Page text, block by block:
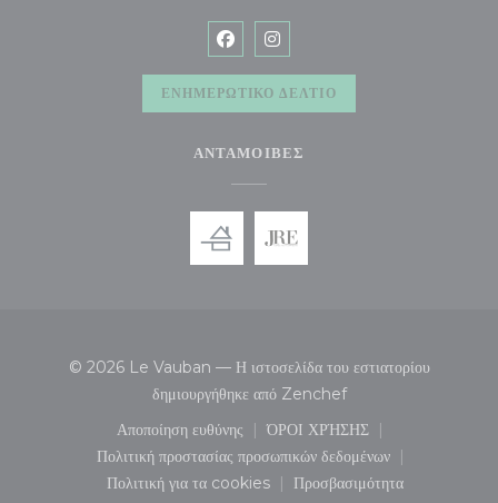
Facebook ((ανοίγει σε νέο
Instagram ((ανοίγει σε νέο
ΕΝΗΜΕΡΩΤΙΚΌ ΔΕΛΤΊΟ
ΑΝΤΑΜΟΙΒΈΣ
© 2026 Le Vauban — Η ιστοσελίδα του εστιατορίου
δημιουργήθηκε από Zenchef((ανοίγει σε νέο
Αποποίηση ευθύνης
((ανοίγει σε νέο παράθυρο))
ΌΡΟΙ ΧΡΉΣΗΣ
((ανοίγει σε νέο
Πολιτική προστασίας προσωπικών δεδομένων
((ανοίγει σε νέο παράθυρο))
Πολιτική για τα cookies
((ανοίγει σε νέο παράθυρο))
Προσβασιμότητα
((ανοίγει σε νέο